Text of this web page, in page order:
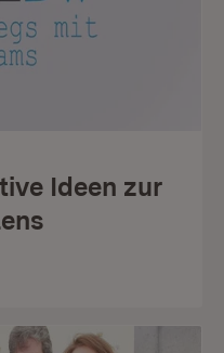
Ideen zur